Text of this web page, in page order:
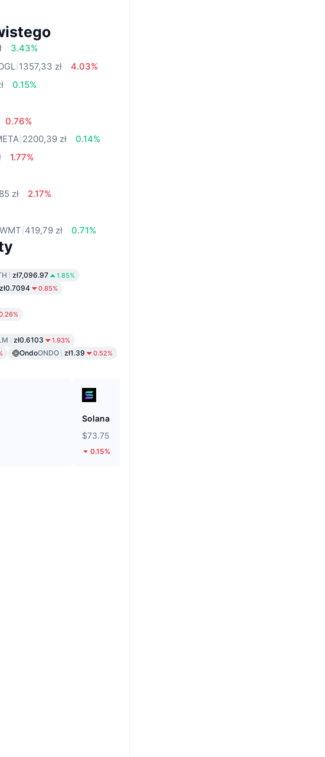
3.43%
1357,33 zł
4.03%
0.15%
0.76%
2200,39 zł
0.14%
1.77%
zł
2.17%
WMT 419,79 zł 0.71%
zł7,096.97 1.85%
zł0.7094 0.85%
zł0.6103 1.93%
OndoONDO zł1.39 0.52%
Solana
$73.75
0.15%